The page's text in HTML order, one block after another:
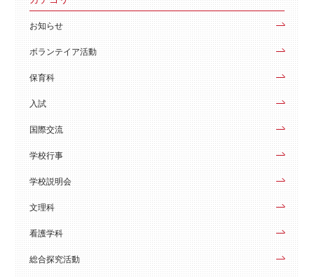
お知らせ
ボランテイア活動
保育科
入試
国際交流
学校行事
学校説明会
文理科
看護学科
総合探究活動